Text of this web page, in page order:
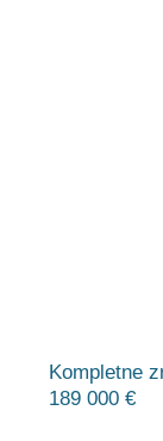
Kompletne
189 000 €